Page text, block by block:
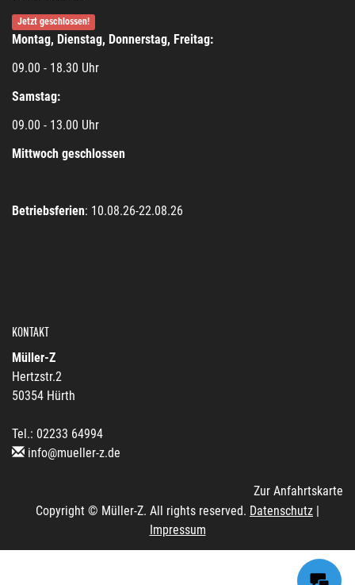
Jetzt geschlossen!
Montag, Dienstag, Donnerstag, Freitag:
09.00 - 18.30 Uhr
Samstag:
09.00 - 13.00 Uhr
Mittwoch geschlossen
Betriebsferien: 10.08.26-22.08.26
KONTAKT
Müller-Z
Hertzstr.2
50354 Hürth
Tel.: 02233 64994
info@mueller-z.de
Zur Anfahrtskarte
Copyright © Müller-Z. All rights reserved. Datenschutz |
Impressum